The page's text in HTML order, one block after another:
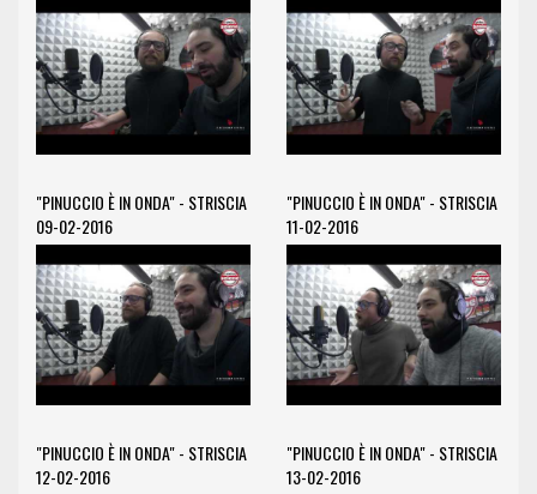
"PINUCCIO È IN ONDA" - STRISCIA
09-02-2016
"PINUCCIO È IN ONDA" - STRISCIA
11-02-2016
"PINUCCIO È IN ONDA" - STRISCIA
12-02-2016
"PINUCCIO È IN ONDA" - STRISCIA
13-02-2016